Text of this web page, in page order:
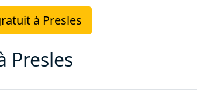
à Presles
Presles